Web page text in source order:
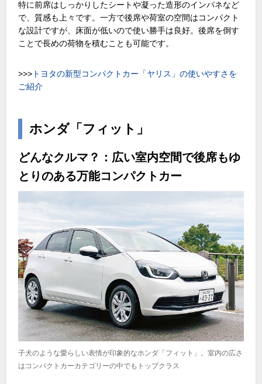
特に前席はしっかりしたシートや凝った造形のインパネなど
で、質感も上々です。一方で後席や荷室の空間はコンパクト
な設計ですが、床面が低いので使い勝手は良好。後席を倒す
ことで長めの荷物を積むことも可能です。
>>> トヨタの新型コンパクトカー「ヤリス」の使いやすさを
ご紹介
ホンダ「フィット」
どんなクルマ？：広い室内空間で後席もゆ
とりのある万能コンパクトカー
子犬のような愛らしい表情が印象的なホンダ「フィット」。室内の広さ
はコンパクトカーカテゴリーの中でもトップクラス